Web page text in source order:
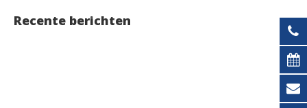
Recente berichten